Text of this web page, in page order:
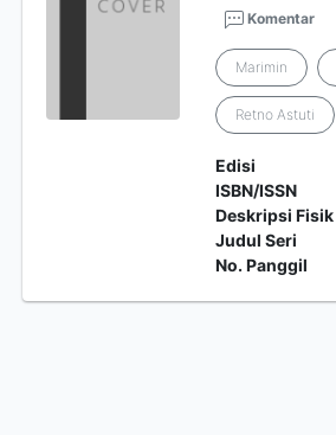
Komentar
Marimin
Retno Astuti
Edisi
ISBN/ISSN
Deskripsi Fisik
Judul Seri
No. Panggil